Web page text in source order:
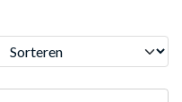
Sorteren